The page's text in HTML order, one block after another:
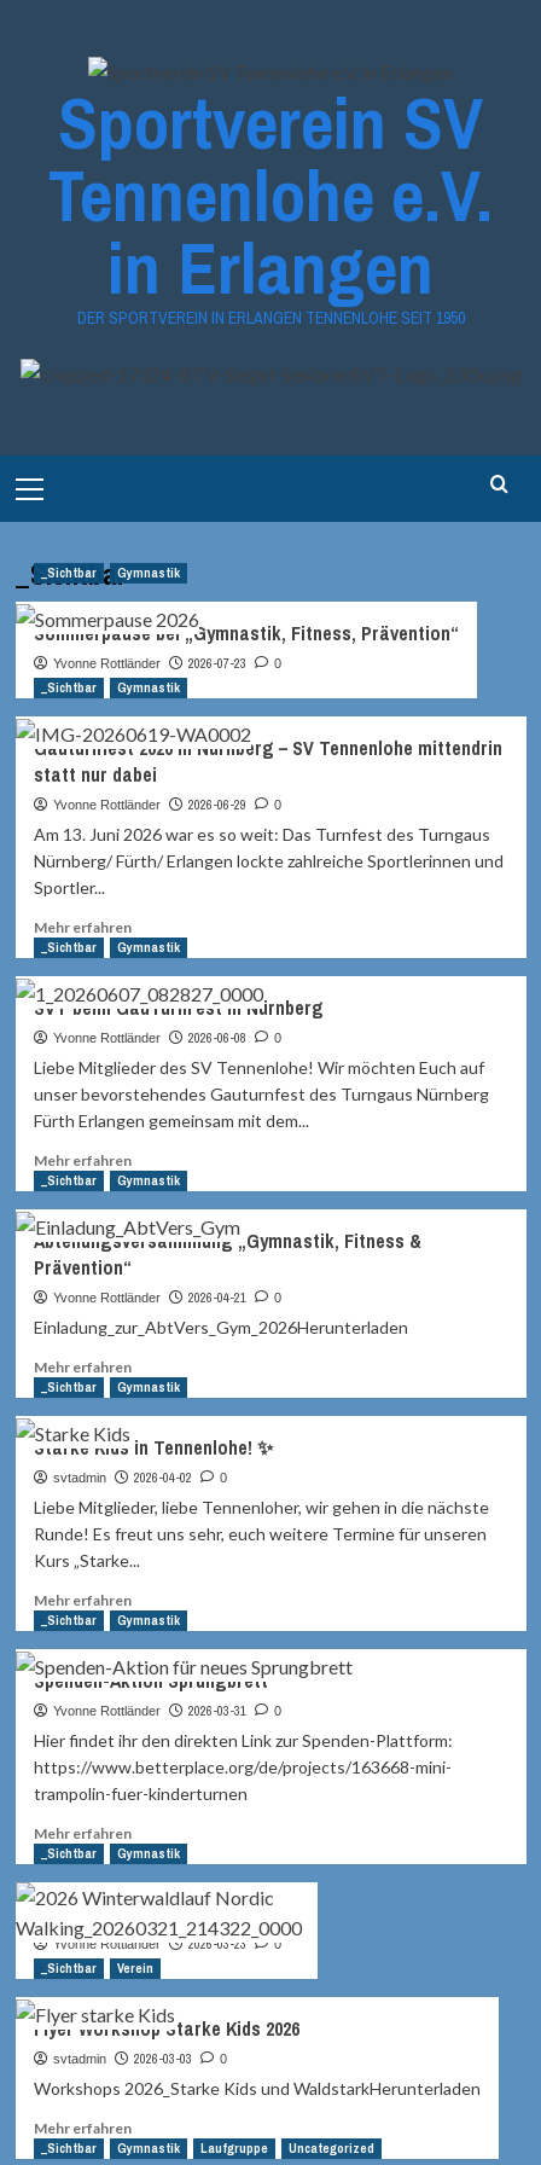
Sportverein SV
Tennenlohe e.V.
in Erlangen
DER SPORTVEREIN IN ERLANGEN TENNENLOHE SEIT 1950
Menu
_Sichtbar
_Sichtbar Gymnastik
Sommerpause bei „Gymnastik, Fitness, Prävention“
Yvonne Rottländer 2026-07-23 0
_Sichtbar Gymnastik
Gauturnfest 2026 in Nürnberg – SV Tennenlohe mittendrin
statt nur dabei
Yvonne Rottländer 2026-06-29 0
Am 13. Juni 2026 war es so weit: Das Turnfest des Turngaus
Nürnberg/ Fürth/ Erlangen lockte zahlreiche Sportlerinnen und
Sportler...
Mehr erfahrenMehr
Informationen
Gauturnfest
2026
in
Nürnberg
Tennenlohe
statt
dabei
_Sichtbar Gymnastik
SVT beim GauTurnFest in Nürnberg
Yvonne Rottländer 2026-06-08 0
Liebe Mitglieder des SV Tennenlohe! Wir möchten Euch auf
unser bevorstehendes Gauturnfest des Turngaus Nürnberg
Fürth Erlangen gemeinsam mit dem...
Mehr erfahrenMehr
Informationen
SVT
beim
GauTurnFest
in
_Sichtbar Gymnastik
Abteilungsversammlung „Gymnastik, Fitness &
Prävention“
Yvonne Rottländer 2026-04-21 0
Einladung_zur_AbtVers_Gym_2026Herunterladen
Mehr erfahrenMehr
Informationen
„Gymnastik,
Fitness
&
_Sichtbar Gymnastik
Starke Kids in Tennenlohe! ✨
svtadmin 2026-04-02 0
Liebe Mitglieder, liebe Tennenloher, wir gehen in die nächste
Runde! Es freut uns sehr, euch weitere Termine für unseren
Kurs „Starke...
Mehr erfahrenMehr
Informationen
Starke
Kids
in
Tennenlohe!
_Sichtbar Gymnastik
Spenden-Aktion Sprungbrett
Yvonne Rottländer 2026-03-31 0
Hier findet ihr den direkten Link zur Spenden-Plattform:
https://www.betterplace.org/de/projects/163668-mini-
trampolin-fuer-kinderturnen
Mehr erfahrenMehr
Informationen
Spenden-
Aktion
Sprungbrett
_Sichtbar Gymnastik
Winterwaldlauf – Nordic Walking
Yvonne Rottländer 2026-03-23 0
_Sichtbar Verein
Flyer Workshop Starke Kids 2026
svtadmin 2026-03-03 0
Workshops 2026_Starke Kids und WaldstarkHerunterladen
Mehr erfahrenMehr
Informationen
_Sichtbar Gymnastik Laufgruppe Uncategorized